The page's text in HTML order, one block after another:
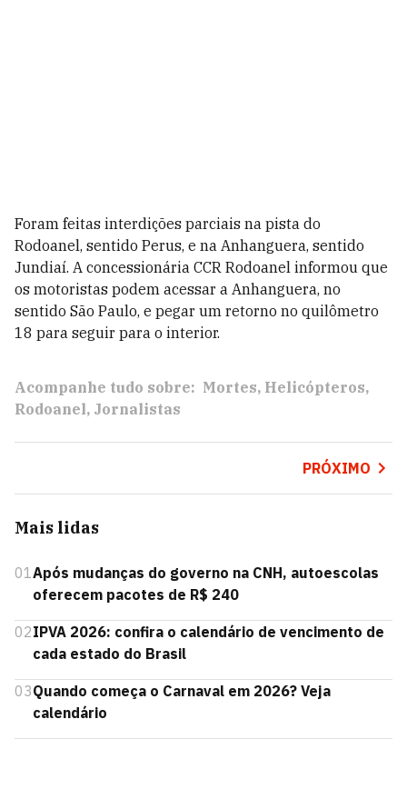
Foram feitas interdições parciais na pista do
Rodoanel, sentido Perus, e na Anhanguera, sentido
Jundiaí. A concessionária CCR Rodoanel informou que
os motoristas podem acessar a Anhanguera, no
sentido São Paulo, e pegar um retorno no quilômetro
18 para seguir para o interior.
Acompanhe tudo sobre: Mortes Helicópteros
Rodoanel Jornalistas
PRÓXIMO
Mais lidas
01Após mudanças do governo na CNH, autoescolas
oferecem pacotes de R$ 240
02IPVA 2026: confira o calendário de vencimento de
cada estado do Brasil
03Quando começa o Carnaval em 2026? Veja
calendário